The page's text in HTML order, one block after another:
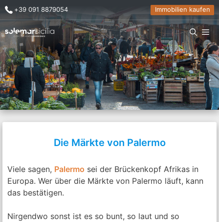
Zum
Inhalt
springen
+39 091 8879054 Immobilien kaufen
Die Märkte von Palermo
Viele sagen, Palermo sei der Brückenkopf Afrikas in
Europa. Wer über die Märkte von Palermo läuft, kann
das bestätigen.
Nirgendwo sonst ist es so bunt, so laut und so